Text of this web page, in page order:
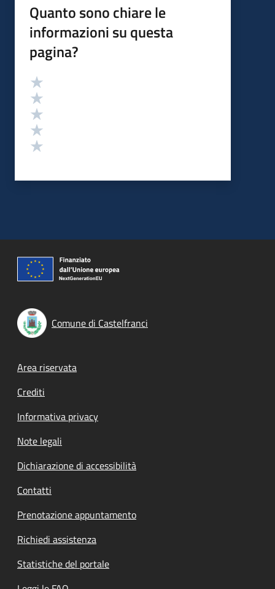
Quanto sono chiare le
informazioni su questa
pagina?
Valutazione
Comune di Castelfranci
Footer menu
Area riservata
Crediti
Informativa privacy
Note legali
Dichiarazione di accessibilità
Contatti
Prenotazione appuntamento
Richiedi assistenza
Statistiche del portale